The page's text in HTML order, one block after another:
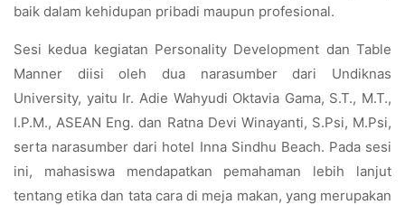
baik dalam kehidupan pribadi maupun profesional.
Sesi kedua kegiatan Personality Development dan Table
Manner diisi oleh dua narasumber dari Undiknas
University, yaitu Ir. Adie Wahyudi Oktavia Gama, S.T., M.T.,
I.P.M., ASEAN Eng. dan Ratna Devi Winayanti, S.Psi, M.Psi,
serta narasumber dari hotel Inna Sindhu Beach. Pada sesi
ini, mahasiswa mendapatkan pemahaman lebih lanjut
tentang etika dan tata cara di meja makan, yang merupakan